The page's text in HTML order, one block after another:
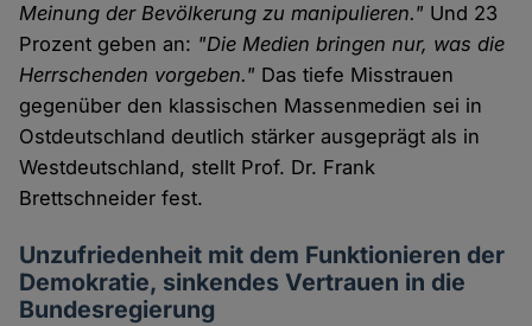
Meinung der Bevölkerung zu manipulieren." Und 23
Prozent geben an: "Die Medien bringen nur, was die
Herrschenden vorgeben." Das tiefe Misstrauen
gegenüber den klassischen Massenmedien sei in
Ostdeutschland deutlich stärker ausgeprägt als in
Westdeutschland, stellt Prof. Dr. Frank
Brettschneider fest.
Unzufriedenheit mit dem Funktionieren der
Demokratie, sinkendes Vertrauen in die
Bundesregierung